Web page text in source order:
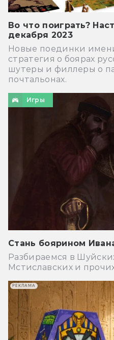
Во что поиграть?
декабря 2023
Новые поединки
стратегия о боярах
шутеры и филлеры о
почтальонах.
Игры
Стань боярином
Разбираемся в
Мстиславских и
РЕКЛАМА